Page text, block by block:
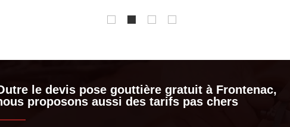
le devis pose gouttière gratuit à Frontenac,
proposons aussi des tarifs pas chers